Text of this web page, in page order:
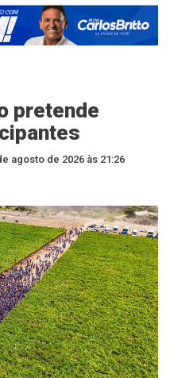
pretende
agosto de 2026 às 21:26